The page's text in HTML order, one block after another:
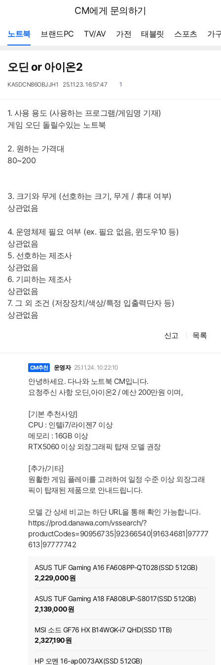
다나와
CM에게 문의하기
노트북 브랜드PC TV/AV 가전 태블릿 스포츠 가
오딘 or 아이온2
작
KA5DCN86OBJJH1
작
25.11.23. 16:57:47
댓1
1. 사용 용도 (사용하는 프로그램/게임명 기재)
게임 오딘 돌릴수있는 노트북
2. 원하는 가격대
80~200
3. 크기와 무게 (선호하는 크기, 무게 / 휴대 여부)
상관없음
4. 운영체제 필요 여부 (ex. 필요 없음, 윈도우10 등)
상관없음
5. 선호하는 제조사
상관없음
6. 기피하는 제조사
상관없음
7. 그 외 조건 (저장장치/색상/특정 입출력단자 등)
상관없음
신고 목록
CM추천 운영자 25.11.24. 10:22:10
안녕하세요. 다나와 노트북 CM입니다.
요청주신 사항 오딘,아이온2 / 예산 200만원 이며,
[기본 추천사양]
CPU : 인텔i7/라이젠7 이상
메모리 : 16GB 이상
RTX5060 이상 외장그래픽 탑재 모델 권장
[추가/기타]
원활한 게임 플레이를 고려하여 일정 수준 이상 외장그래
픽이 탑재된 제품으로 안내드립니다.
모델 간 상세 비교는 하단 URL을 통해 확인 가능합니다.
https://prod.danawa.com/vssearch/?
productCodes=90956735|92366540|91634681|97777
613|97777742
ASUS TUF Gaming A16 FA608PP-QT028(SSD 512GB)
2,229,000원
ASUS TUF Gaming A18 FA808UP-S8017(SSD 512GB)
2,139,000원
MSI 소드 GF76 HX B14WGK-i7 QHD(SSD 1TB)
2,327,190원
HP 오멘 16-ap0073AX(SSD 512GB)